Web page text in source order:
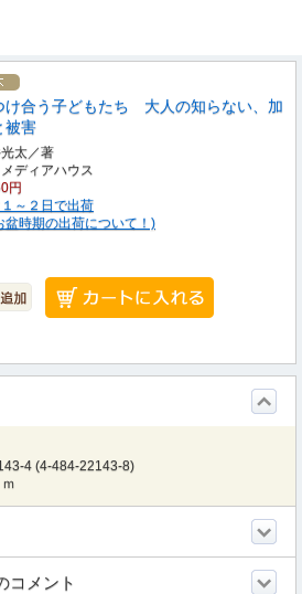
け合う子どもたち 大人の知らない、加
被害
太／著
ディアハウス
円
～２日で出荷
盆時期の出荷について！)
4 (4-484-22143-8)
コメント